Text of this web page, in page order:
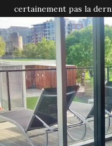
certainement pas la